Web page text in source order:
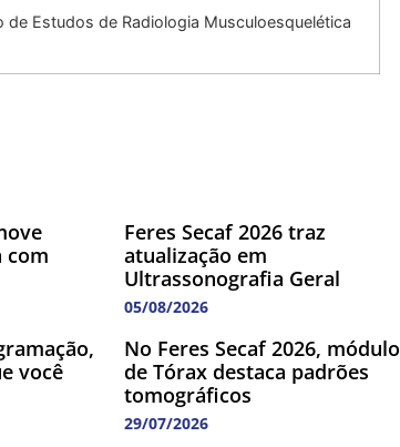
Estudos de Radiologia Musculoesquelética
com
Feres Secaf 2026 traz
atualização em
Ultrassonografia Geral
05/08/2026
você
No Feres Secaf 2026, módulo
de Tórax destaca padrões
tomográficos
29/07/2026